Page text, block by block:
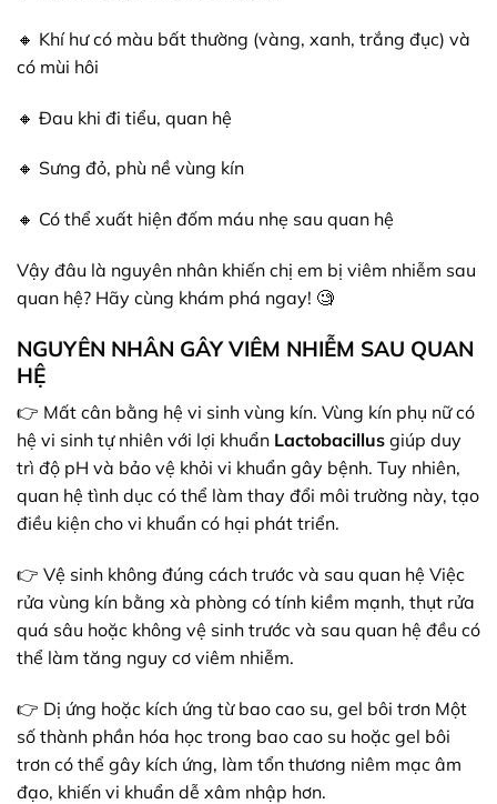
🔸 Khí hư có màu bất thường (vàng, xanh, trắng đục) và
có mùi hôi
🔸 Đau khi đi tiểu, quan hệ
🔸 Sưng đỏ, phù nề vùng kín
🔸 Có thể xuất hiện đốm máu nhẹ sau quan hệ
Vậy đâu là nguyên nhân khiến chị em bị viêm nhiễm sau
quan hệ? Hãy cùng khám phá ngay! 🧐
NGUYÊN NHÂN GÂY VIÊM NHIỄM SAU QUAN
HỆ
👉 Mất cân bằng hệ vi sinh vùng kín. Vùng kín phụ nữ có
hệ vi sinh tự nhiên với lợi khuẩn Lactobacillus giúp duy
trì độ pH và bảo vệ khỏi vi khuẩn gây bệnh. Tuy nhiên,
quan hệ tình dục có thể làm thay đổi môi trường này, tạo
điều kiện cho vi khuẩn có hại phát triển.
👉 Vệ sinh không đúng cách trước và sau quan hệ Việc
rửa vùng kín bằng xà phòng có tính kiềm mạnh, thụt rửa
quá sâu hoặc không vệ sinh trước và sau quan hệ đều có
thể làm tăng nguy cơ viêm nhiễm.
👉 Dị ứng hoặc kích ứng từ bao cao su, gel bôi trơn Một
số thành phần hóa học trong bao cao su hoặc gel bôi
trơn có thể gây kích ứng, làm tổn thương niêm mạc âm
đạo, khiến vi khuẩn dễ xâm nhập hơn.